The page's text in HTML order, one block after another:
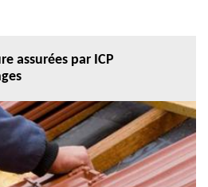
assurées par ICP